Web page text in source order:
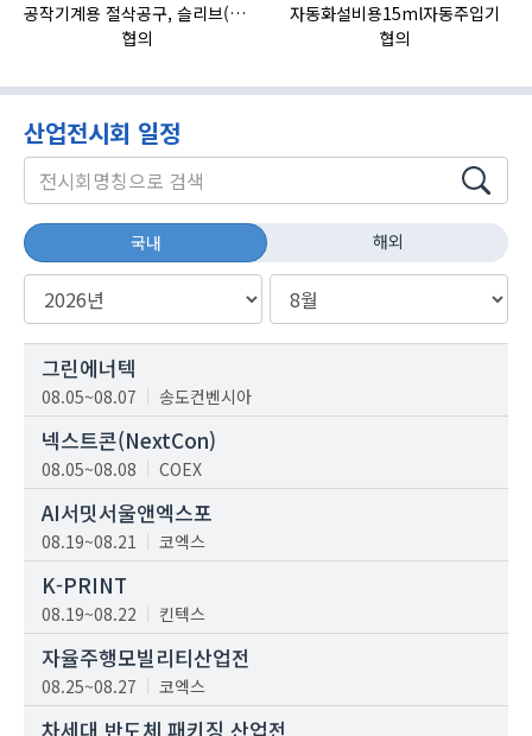
공작기계용 절삭공구, 슬리브(SLEEVE)
협의
자동화설비용15ml자동주입기
협의
산업전시회 일정
국내 해외
그린에너텍
08.05~08.07 송도컨벤시아
넥스트콘(NextCon)
08.05~08.08 COEX
AI서밋서울앤엑스포
08.19~08.21 코엑스
K-PRINT
08.19~08.22 킨텍스
자율주행모빌리티산업전
08.25~08.27 코엑스
차세대 반도체 패키징 산업전